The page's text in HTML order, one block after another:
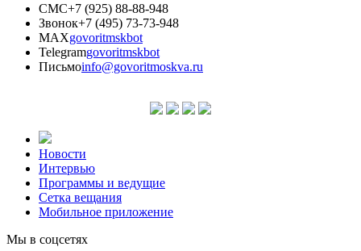
СМС+7 (925) 88-88-948
Звонок+7 (495) 73-73-948
MAXgovoritmskbot
Telegramgovoritmskbot
Письмоinfo@govoritmoskva.ru
Новости
Интервью
Программы и ведущие
Сетка вещания
Мобильное приложение
Мы в соцсетях